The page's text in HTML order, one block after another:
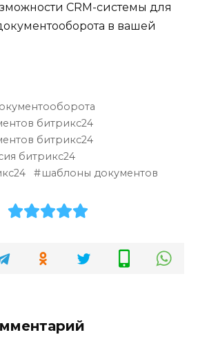
CRM-системы для
в вашей
битрикс24
битрикс24
битрикс24
шаблоны документов